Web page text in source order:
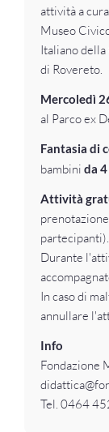
attività a
Museo
Italiano
di Rovereto.
Mercoledì
al Parco ex
Fantasia di
bambini da
Attività
partecipanti).
Durante
In caso di
annullare
Info
Fondazione
Tel. 0464